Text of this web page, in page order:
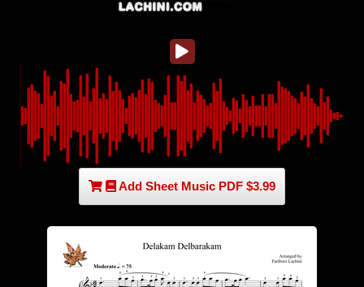
Add Sheet Music PDF $3.99